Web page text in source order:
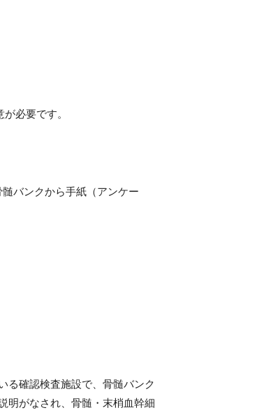
必要です。
バンクから手紙（アンケー
る確認検査施設で、骨髄バンク
明がなされ、骨髄・末梢血幹細